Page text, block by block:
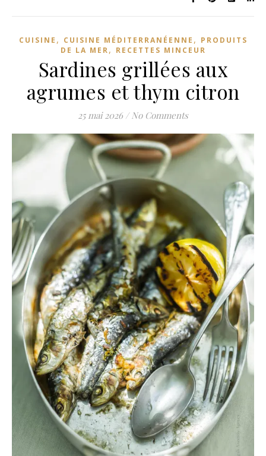
CUISINE , CUISINE MÉDITERRANÉENNE , PRODUITS
DE LA MER, RECETTES MINCEUR
Sardines grillées aux
agrumes et thym citron
25 mai 2026 / No Comments